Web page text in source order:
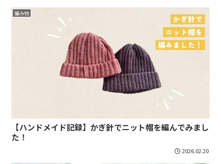
編み物
【ハンドメイド記録】かぎ針でニット帽を編んでみまし
た！
2026.02.20